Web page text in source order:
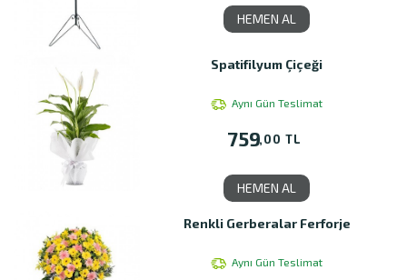
HEMEN AL
Spatifilyum Çiçeği
Aynı Gün Teslimat
759,00 TL
HEMEN AL
Renkli Gerberalar Ferforje
Aynı Gün Teslimat